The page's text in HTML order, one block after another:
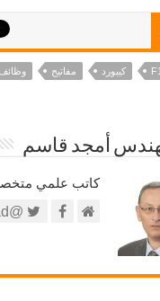
كيبورد مفاتيح وظائف
أمجد قاسم
كاتب علمي متخصص
@https://twitter.com/amjad